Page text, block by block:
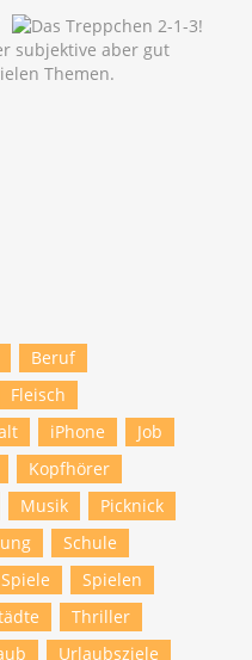
subjektive aber gut
Themen.
Beruf
Fleisch
iPhone
Job
Kopfhörer
Musik
Picknick
Schule
Spiele
Spielen
Thriller
Urlaubsziele